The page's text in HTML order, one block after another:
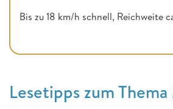
Bis zu 18 km/h schnell, Reichweite
Lesetipps zum